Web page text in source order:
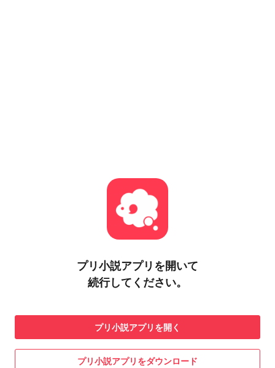
プリ小説アプリを開いて
続行してください。
プリ小説アプリを開く
プリ小説アプリをダウンロード